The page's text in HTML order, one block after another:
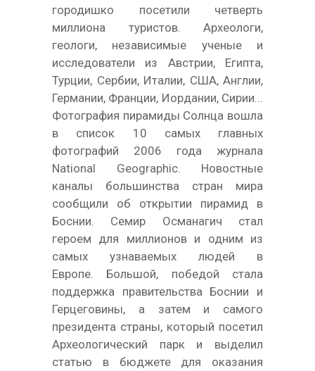
городишко посетили четверть
миллиона туристов. Археологи,
геологи, независимые ученые и
исследователи из Австрии, Египта,
Турции, Сербии, Италии, США, Англии,
Германии, Франции, Иордании, Сирии...
Фотография пирамиды Солнца вошла
в список 10 самых главных
фотографий 2006 года журнала
National Geographic. Новостные
каналы большинства стран мира
сообщили об открытии пирамид в
Боснии. Семир Османагич стал
героем для миллионов и одним из
самых узнаваемых людей в
Европе. Большой, победой стала
поддержка правительства Боснии и
Герцеговины, а затем и самого
президента страны, который посетил
Археологический парк и выделил
статью в бюджете для оказания